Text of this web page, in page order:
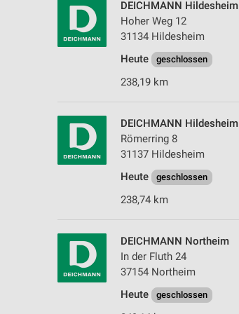
DEICHMANN Hildesheim
Hoher Weg 12
31134 Hildesheim
Heute
geschlossen
238,19 km
DEICHMANN Hildesheim
Römerring 8
31137 Hildesheim
Heute
geschlossen
238,74 km
DEICHMANN Northeim
In der Fluth 24
37154 Northeim
Heute
geschlossen